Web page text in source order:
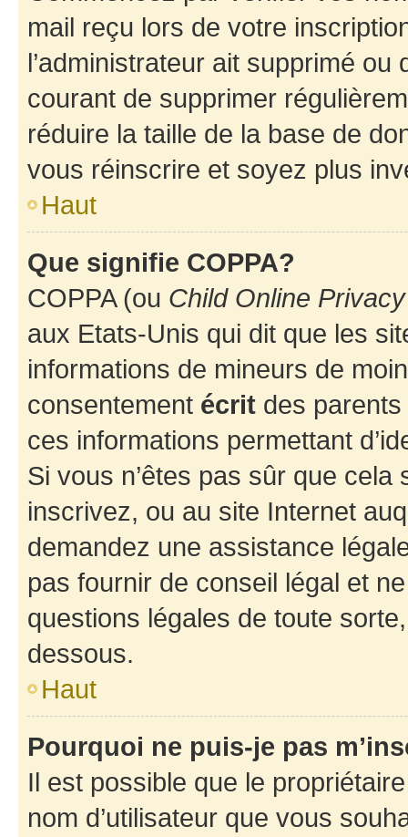
mail reçu lors de votre
l’administrateur ait supprimé
courant de supprimer
réduire la taille de la base de
vous réinscrire et soyez plus
Haut
Que signifie COPPA?
COPPA (ou Child Online
aux Etats-Unis qui dit que les
informations de mineurs de
consentement écrit des parents
ces informations permettant
Si vous n’êtes pas sûr que
inscrivez, ou au site Internet
demandez une assistance
pas fournir de conseil légal et
questions légales de toute
dessous.
Haut
Pourquoi ne puis-je pas
Il est possible que le
nom d’utilisateur que vous